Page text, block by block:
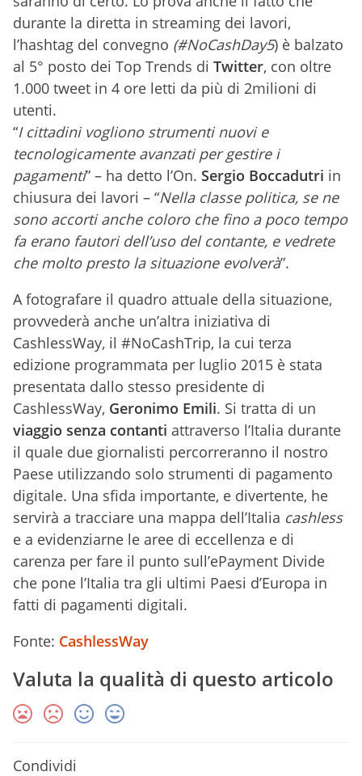
durante la diretta in streaming dei lavori,
l’hashtag del convegno (#NoCashDay5) è balzato
al 5° posto dei Top Trends di Twitter, con oltre
1.000 tweet in 4 ore letti da più di 2milioni di
utenti.
“I cittadini vogliono strumenti nuovi e
tecnologicamente avanzati per gestire i
pagamenti” – ha detto l’On. Sergio Boccadutri in
chiusura dei lavori – “Nella classe politica, se ne
sono accorti anche coloro che fino a poco tempo
fa erano fautori dell’uso del contante, e vedrete
che molto presto la situazione evolverà”.
A fotografare il quadro attuale della situazione,
provvederà anche un’altra iniziativa di
CashlessWay, il #NoCashTrip, la cui terza
edizione programmata per luglio 2015 è stata
presentata dallo stesso presidente di
CashlessWay, Geronimo Emili. Si tratta di un
viaggio senza contanti attraverso l’Italia durante
il quale due giornalisti percorreranno il nostro
Paese utilizzando solo strumenti di pagamento
digitale. Una sfida importante, e divertente, he
servirà a tracciare una mappa dell’Italia cashless
e a evidenziarne le aree di eccellenza e di
carenza per fare il punto sull’ePayment Divide
che pone l’Italia tra gli ultimi Paesi d’Europa in
fatti di pagamenti digitali.
Fonte: CashlessWay
Valuta la qualità di questo articolo
Condividi